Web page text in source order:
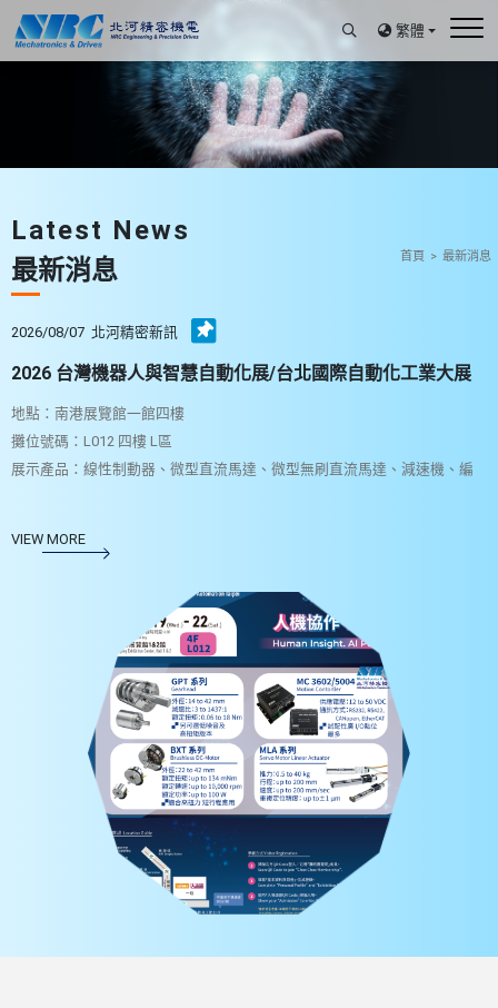
繁體
Latest News
最新消息
首頁 最新消息
2026/08/07 北河精密新訊
2026 台灣機器人與智慧自動化展/台北國際自動化工業大展
地點：南港展覽館一館四樓
攤位號碼：L012 四樓 L區
展示產品：線性制動器、微型直流馬達、微型無刷直流馬達、減速機、編
VIEW MORE